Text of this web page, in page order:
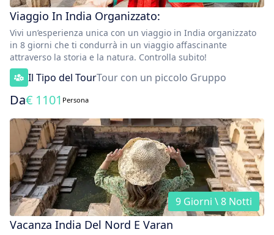
Viaggio In India Organizzato:
Vivi un’esperienza unica con un viaggio in India organizzato
in 8 giorni che ti condurrà in un viaggio affascinante
attraverso la storia e la natura. Controlla subito!
Il Tipo del TourTour con un piccolo Gruppo
Da€ 1101 Persona
9 Giorni \ 8 Notti
Vacanza India Del Nord E Varan